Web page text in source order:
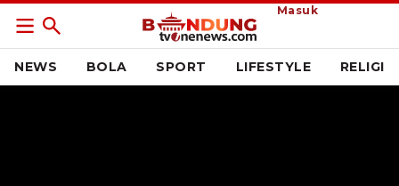
Masuk
NEWS BOLA SPORT LIFESTYLE RELIGI